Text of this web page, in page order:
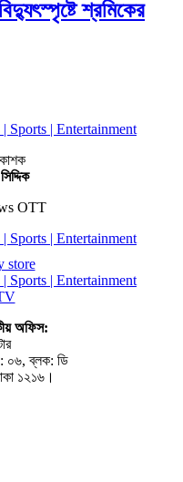
শ্রমিকের
OTT
store
অফিস:
০৬, ব্লক: ডি
১২১৬।